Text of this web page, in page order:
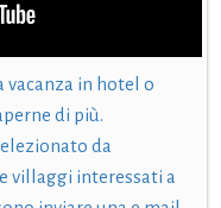
vacanza in hotel o
di più.
da
villaggi interessati a